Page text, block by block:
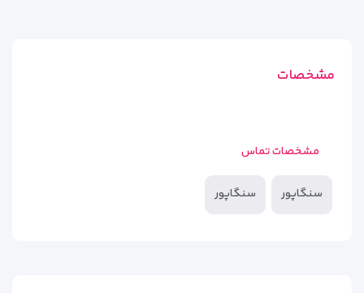
مشخصات
مشخصات تماس
سنگاپور سنگاپور